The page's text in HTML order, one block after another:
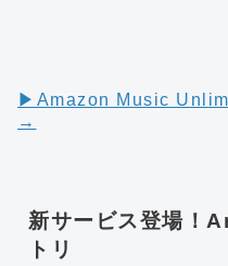
▶︎Amazon Music
→
新サービス登場！
トリ